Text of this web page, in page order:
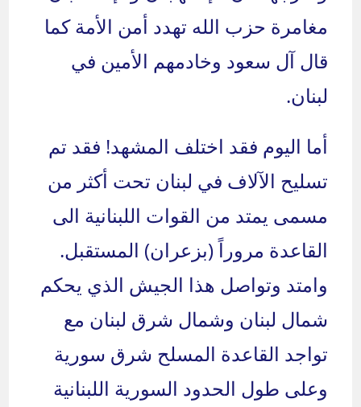
مغامرة حزب الله تهدد أمن الأمة كما
قال آل سعود وخادمهم الأمين في
لبنان.
أما اليوم فقد اختلف المشهد! فقد تم
تسليح الآلاف في لبنان تحت أكثر من
مسمى يمتد من القوات اللبنانية الى
القاعدة مروراً (بزعران) المستقبل.
وامتد وتواصل هذا الجيش الذي يحكم
شمال لبنان وشمال شرق لبنان مع
تواجد القاعدة المسلح شرق سورية
وعلى طول الحدود السورية اللبنانية